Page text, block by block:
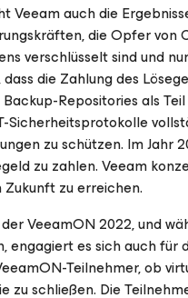
auch die
die Opfer
verschlüsselt sind und
die Zahlung des
Repositories als
Sicherheitsprotokolle
zu schützen. Im Jahr
zu zahlen. Veeam
zu erreichen.
VeeamON 2022, und
engagiert es sich auch
Teilnehmer, ob
zu schließen. Die